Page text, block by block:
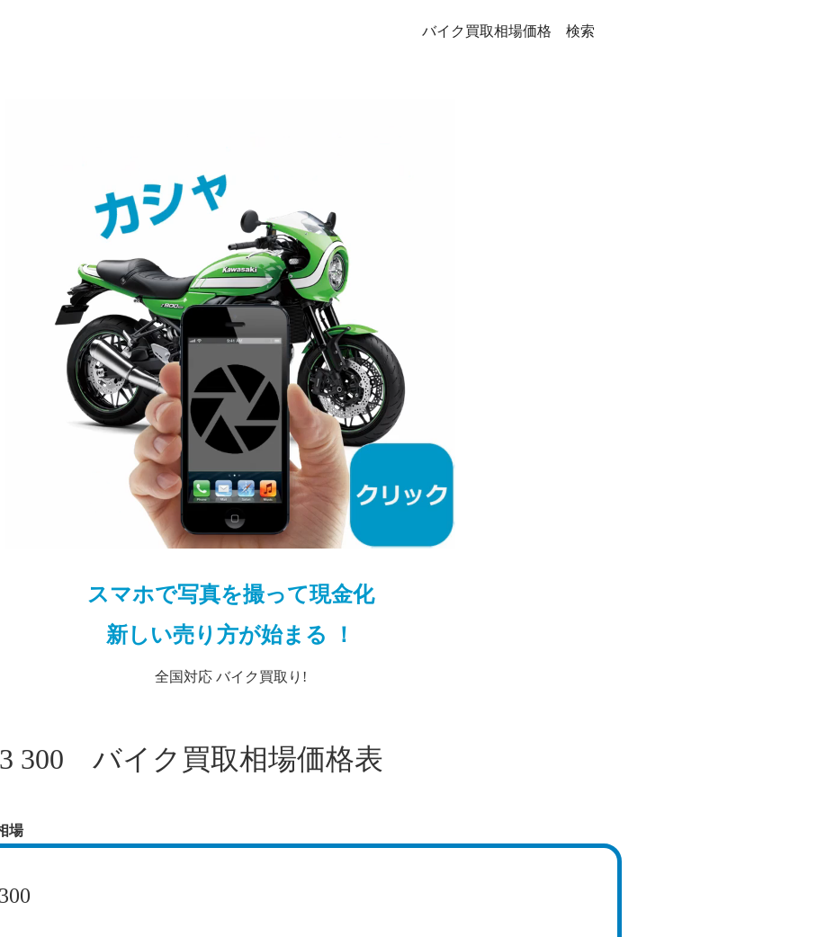
バイク買取相場価格 検索
スマホで写真を撮って現金化
新しい売り方が始まる ！
全国対応 バイク買取り!
300 バイク買取相場価格表
場